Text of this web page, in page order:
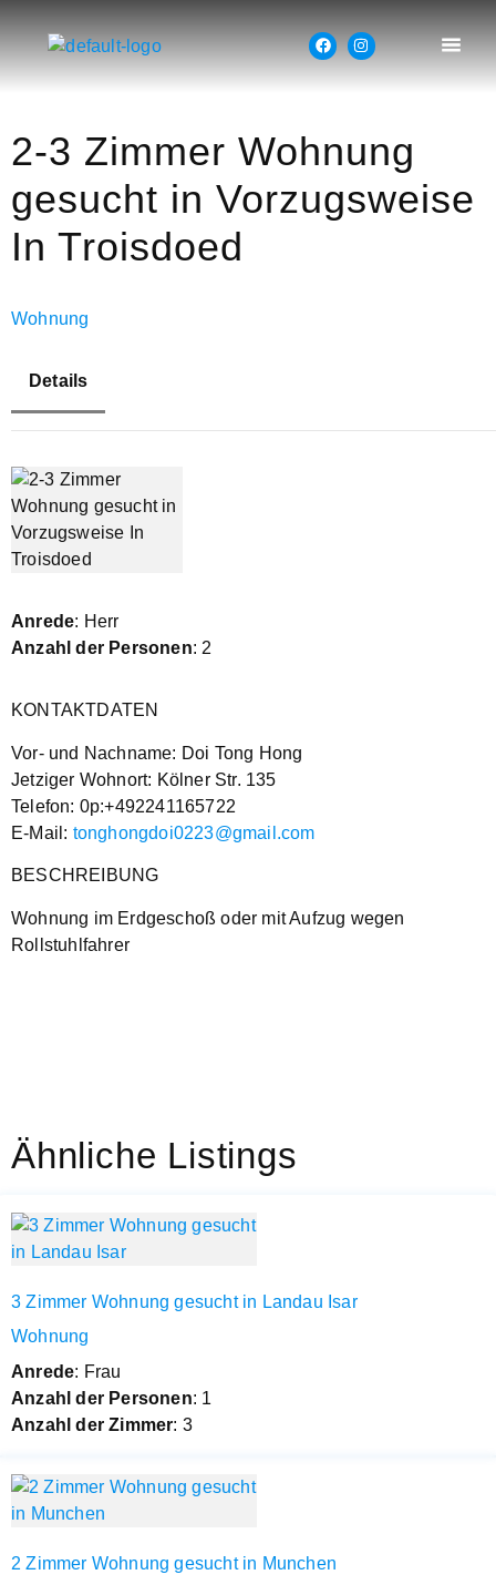
2-3 Zimmer Wohnung
gesucht in Vorzugsweise
In Troisdoed
Wohnung
Details
Anrede: Herr
Anzahl der Personen: 2
KONTAKTDATEN
Vor- und Nachname: Doi Tong Hong
Jetziger Wohnort: Kölner Str. 135
Telefon: 0p:+492241165722
E-Mail: tonghongdoi0223@gmail.com
BESCHREIBUNG
Wohnung im Erdgeschoß oder mit Aufzug wegen
Rollstuhlfahrer
Ähnliche Listings
3 Zimmer Wohnung gesucht in Landau Isar
Wohnung
Anrede: Frau
Anzahl der Personen: 1
Anzahl der Zimmer: 3
2 Zimmer Wohnung gesucht in Munchen